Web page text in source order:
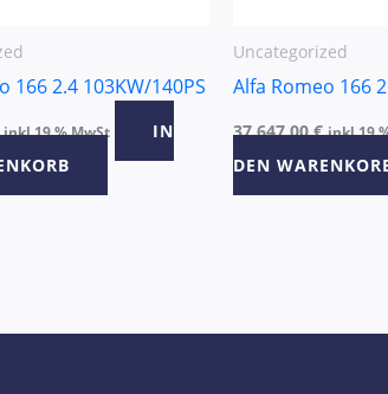
166 2.4 103KW/140PS
inkl 19 % MwSt
IN
Uncategorized
Alfa Romeo 166
37.647,00€ inkl 19
DEN